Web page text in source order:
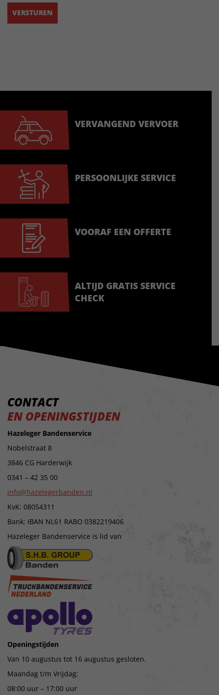
VERVANGEND VERVOER
PERSOONLIJKE SERVICE
VOORAF EEN OFFERTE
ALTIJD GRATIS SERVICE
CHECK
CONTACT
EN OPENINGSTIJDEN
Hazeleger Bandenservice
Nobelstraat 8
3846 CG Harderwijk
0341 – 42 35 00
info@hazelegerbanden.nl
KvK: 08054311
Bank: IBAN NL61 RABO 0382219406
Hazeleger Bandenservice is lid van
Openingstijden
Van 10 augustus tot 16 augustus gesloten.
Maandag t/m Vrijdag:
08:00 uur – 17:00 uur